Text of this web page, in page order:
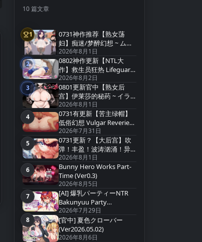
10 篇文章
第1名
1
0731神作推荐【熟女荡
妇】痴迷/梦醉幻想 ~ ムチ
ューファンタジー
v0.20a【官方中文】
2026年8月1日
第2名
2
0802神作更新【NTL大
作】救生员狂热 Lifeguard
Holic Demo v0.9.4-A【官
中无码】
2026年8月2日
第3名
3
0801更新官中【熟女后
宫】伊莱莎的秘药 ~ イラ
イザの秘薬 ~ Eliza`s Secret
Potion【官方中文】
2026年8月1日
第4名
4
0731有更新【苦主绿帽】
低俗幻想 Vulgar Reverie
v0.22【中文汉化】
2026年7月31日
第5名
5
0731更新？【大后宫】吹
弹！丰盈！波涛汹涌！异
世界欧派间谍学园！
v20260731+存档【中文汉
化】
2026年8月1日
第6名
6
Bunny Hero Works Part-
Time (Ver0.3)
2026年8月5日
第7名
7
[AI] 爆乳パーティーNTR
Bakunyuu Party
NTR(Ver1.1.2)
2026年7月29日
第8名
8
[官中] 夏色クローバー
(Ver2026.05.02)
2026年8月6日